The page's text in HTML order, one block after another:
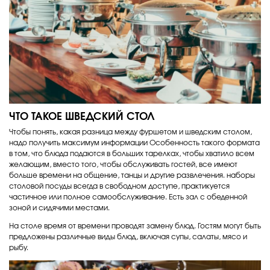
ЧТО ТАКОЕ ШВЕДСКИЙ СТОЛ
Чтобы понять, какая разница между фуршетом и шведским столом,
надо получить максимум информации Особенность такого формата
в том, что блюда подаются в больших тарелках, чтобы хватило всем
желающим, вместо того, чтобы обслуживать гостей, все имеют
больше времени на общение, танцы и другие развлечения. наборы
столовой посуды всегда в свободном доступе, практикуется
частичное или полное самообслуживание. Есть зал с обеденной
зоной и сидячими местами.
На столе время от времени проводят замену блюд. Гостям могут быть
предложены различные виды блюд, включая супы, салаты, мясо и
рыбу.